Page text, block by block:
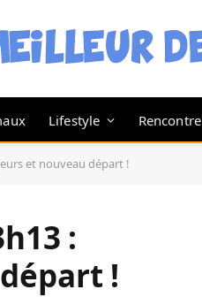
Lifestyle Rencontre
et nouveau départ !
:
!